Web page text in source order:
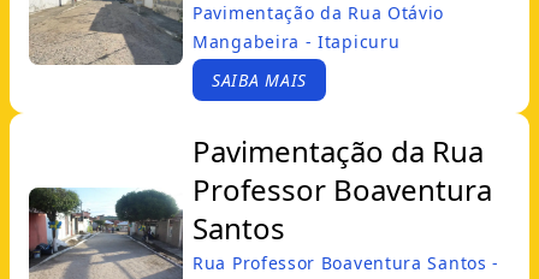
Pavimentação da Rua Otávio
Mangabeira - Itapicuru
SAIBA MAIS
Pavimentação da Rua
Professor Boaventura
Santos
Rua Professor Boaventura Santos -